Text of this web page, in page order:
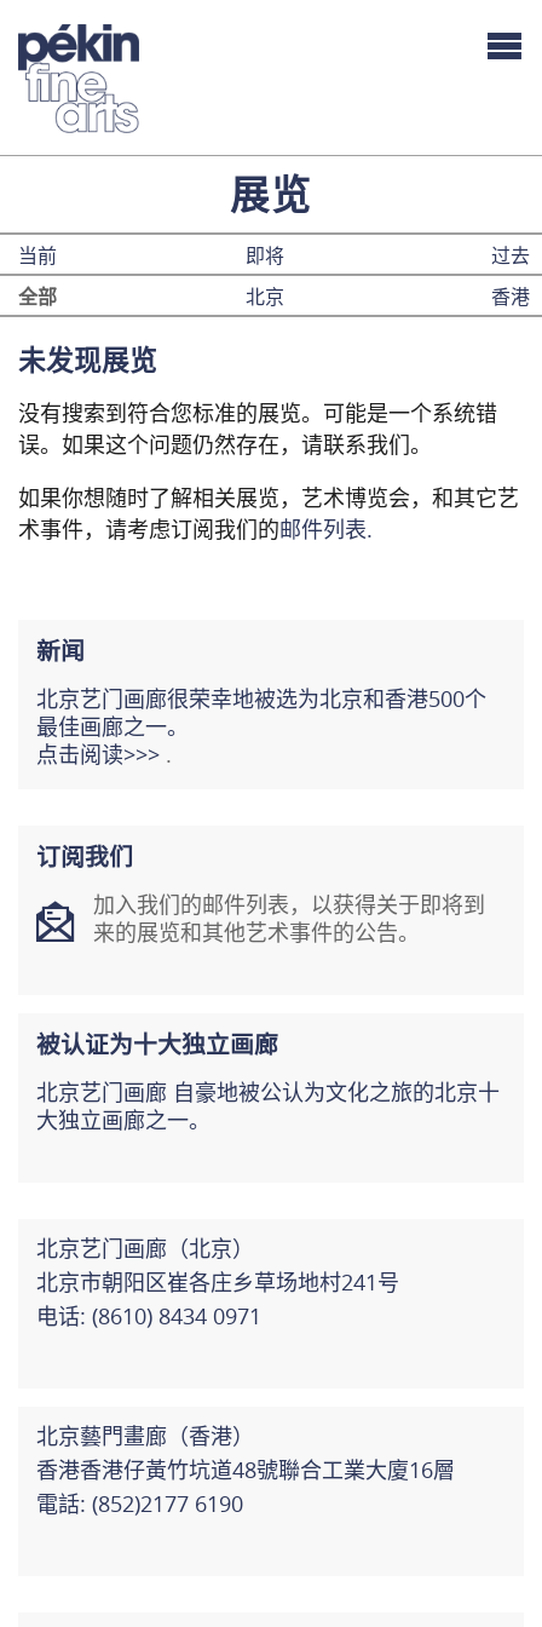
展览
当前 即将
过去
全部
北京 香港
未发现展览
没有搜索到符合您标准的展览。可能是一个系统错
误。如果这个问题仍然存在，请联系我们。
如果你想随时了解相关展览，艺术博览会，和其它艺
术事件，请考虑订阅我们的邮件列表.
新闻
北京艺门画廊很荣幸地被选为北京和香港500个
最佳画廊之一。
点击阅读>>> .
订阅我们
加入我们的邮件列表，以获得关于即将到
来的展览和其他艺术事件的公告。
被认证为十大独立画廊
北京艺门画廊 自豪地被公认为文化之旅的北京十
大独立画廊之一。
北京艺门画廊（北京）
北京市朝阳区崔各庄乡草场地村241号
电话: (8610) 8434 0971
北京藝門畫廊（香港）
香港香港仔黃竹坑道48號聯合工業大廈16層
電話: (852)2177 6190